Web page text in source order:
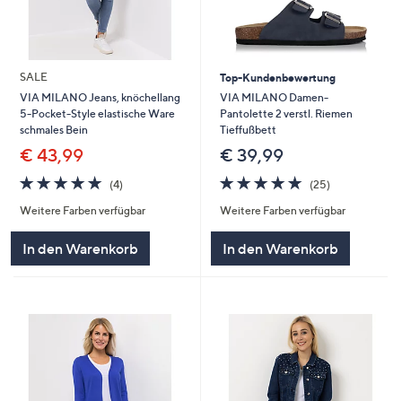
SALE
VIA MILANO Jeans, knöchellang
5-Pocket-Style elastische Ware
schmales Bein
€ 43,99
4.8
von
5
(4)
Weitere Farben verfügbar
In den Warenkorb
Top-Kundenbewertung
VIA MILANO Damen-
Pantolette 2 verstl. Riemen
Tieffußbett
€ 39,99
4.7
von
5
(25)
Weitere Farben verfügbar
In den Warenkorb